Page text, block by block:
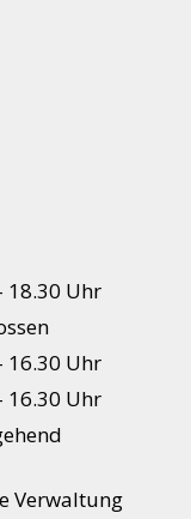
18.30 Uhr
16.30 Uhr
16.30 Uhr
Verwaltung